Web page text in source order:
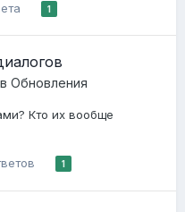
1
Обновления
Кто их вообще
1